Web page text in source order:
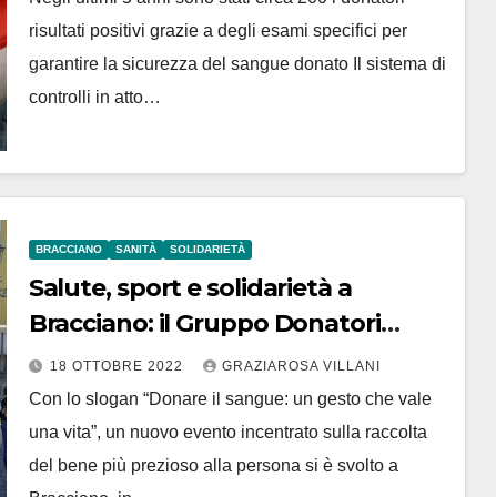
risultati positivi grazie a degli esami specifici per
garantire la sicurezza del sangue donato Il sistema di
controlli in atto…
BRACCIANO SANITÀ SOLIDARIETÀ
Salute, sport e solidarietà a
Bracciano: il Gruppo Donatori
Sangue “Francesco Olgiati” ODV,
sabato 15 ottobre, ha ricordato
l’importanza di donare il sangue
18 OTTOBRE 2022 GRAZIAROSA VILLANI
Con lo slogan “Donare il sangue: un gesto che vale
una vita”, un nuovo evento incentrato sulla raccolta
del bene più prezioso alla persona si è svolto a